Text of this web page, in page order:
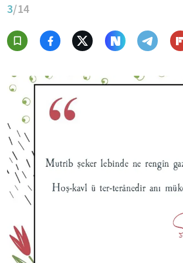
3/14